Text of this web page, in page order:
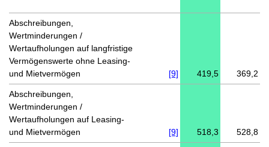
Abschreibungen,
Wertminderungen /
Wertaufholungen auf langfristige
Vermögenswerte ohne Leasing-
und Mietvermögen
[9] 419,5 369,2
Abschreibungen,
Wertminderungen /
Wertaufholungen auf Leasing-
und Mietvermögen
[9] 518,3 528,8